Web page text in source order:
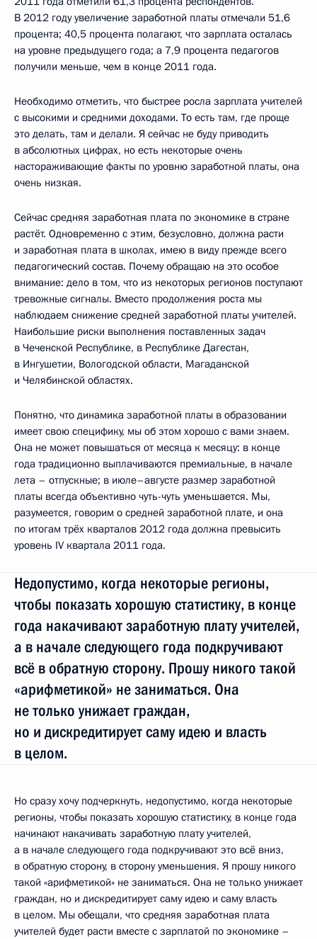
В 2012 году увеличение заработной платы отмечали 51,6
процента; 40,5 процента полагают, что зарплата осталась
на уровне предыдущего года; а 7,9 процента педагогов
получили меньше, чем в конце 2011 года.
Необходимо отметить, что быстрее росла зарплата учителей
с высокими и средними доходами. То есть там, где проще
это делать, там и делали. Я сейчас не буду приводить
в абсолютных цифрах, но есть некоторые очень
настораживающие факты по уровню заработной платы, она
очень низкая.
Сейчас средняя заработная плата по экономике в стране
растёт. Одновременно с этим, безусловно, должна расти
и заработная плата в школах, имею в виду прежде всего
педагогический состав. Почему обращаю на это особое
внимание: дело в том, что из некоторых регионов поступают
тревожные сигналы. Вместо продолжения роста мы
наблюдаем снижение средней заработной платы учителей.
Наибольшие риски выполнения поставленных задач
в Чеченской Республике, в Республике Дагестан,
в Ингушетии, Вологодской области, Магаданской
и Челябинской областях.
Понятно, что динамика заработной платы в образовании
имеет свою специфику, мы об этом хорошо с вами знаем.
Она не может повышаться от месяца к месяцу: в конце
года традиционно выплачиваются премиальные, в начале
лета – отпускные; в июле–августе размер заработной
платы всегда объективно чуть-чуть уменьшается. Мы,
разумеется, говорим о средней заработной плате, и она
по итогам трёх кварталов 2012 года должна превысить
уровень IV квартала 2011 года.
Недопустимо, когда некоторые регионы,
чтобы показать хорошую статистику, в конце
года накачивают заработную плату учителей,
а в начале следующего года подкручивают
всё в обратную сторону. Прошу никого такой
«арифметикой» не заниматься. Она
не только унижает граждан,
но и дискредитирует саму идею и власть
в целом.
Но сразу хочу подчеркнуть, недопустимо, когда некоторые
регионы, чтобы показать хорошую статистику, в конце года
начинают накачивать заработную плату учителей,
а в начале следующего года подкручивают это всё вниз,
в обратную сторону, в сторону уменьшения. Я прошу никого
такой «арифметикой» не заниматься. Она не только унижает
граждан, но и дискредитирует саму идею и саму власть
в целом. Мы обещали, что средняя заработная плата
учителей будет расти вместе с зарплатой по экономике –